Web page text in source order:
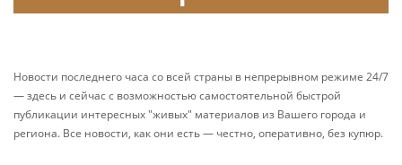
Новости последнего часа со всей страны в непрерывном режиме 24/7
— здесь и сейчас с возможностью самостоятельной быстрой
публикации интересных "живых" материалов из Вашего города и
региона. Все новости, как они есть — честно, оперативно, без купюр.